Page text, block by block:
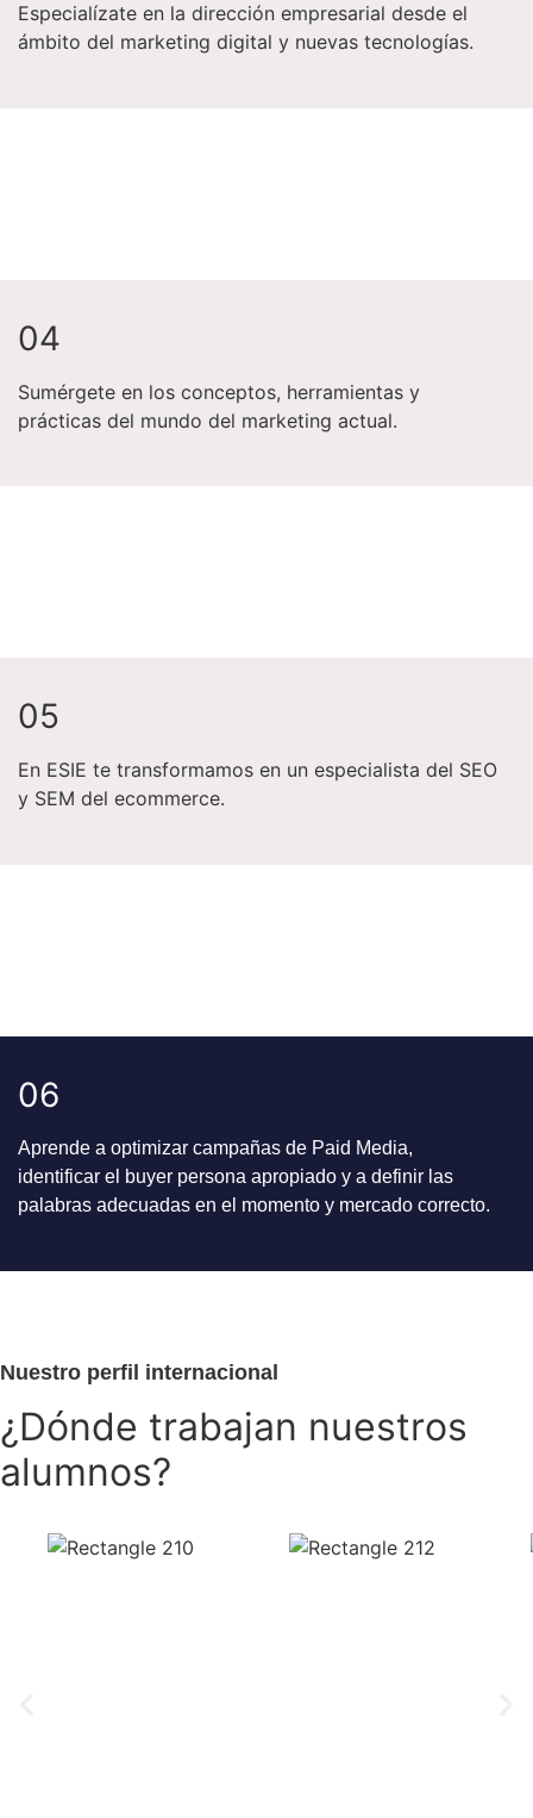
Especialízate en la dirección empresarial desde el
ámbito del marketing digital y nuevas tecnologías.
04
Sumérgete en los conceptos, herramientas y
prácticas del mundo del marketing actual.
05
En ESIE te transformamos en un especialista del SEO
y SEM del ecommerce.
06
Aprende a optimizar campañas de Paid Media,
identificar el buyer persona apropiado y a definir las
palabras adecuadas en el momento y mercado correcto.
Nuestro perfil internacional
¿Dónde trabajan nuestros
alumnos?